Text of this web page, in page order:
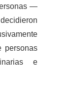
—
personas
e